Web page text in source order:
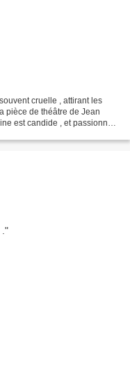
cruelle , attirant les
pièce de théâtre de Jean
est candide , et passionnée